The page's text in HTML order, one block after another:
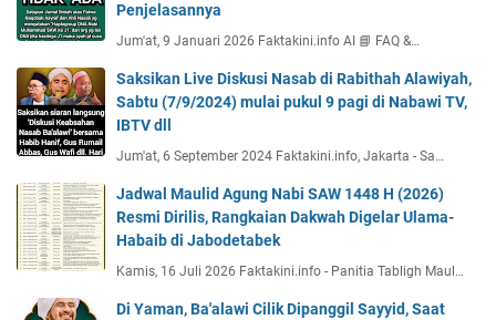
Penjelasannya
Jum'at, 9 Januari 2026 Faktakini.info AI 📘 FAQ &…
Saksikan Live Diskusi Nasab di Rabithah Alawiyah,
Sabtu (7/9/2024) mulai pukul 9 pagi di Nabawi TV,
IBTV dll
Jum'at, 6 September 2024 Faktakini.info, Jakarta - Sa…
Jadwal Maulid Agung Nabi SAW 1448 H (2026)
Resmi Dirilis, Rangkaian Dakwah Digelar Ulama-
Habaib di Jabodetabek
Kamis, 16 Juli 2026 Faktakini.info - Panitia Tabligh Maul…
Di Yaman, Ba'alawi Cilik Dipanggil Sayyid, Saat